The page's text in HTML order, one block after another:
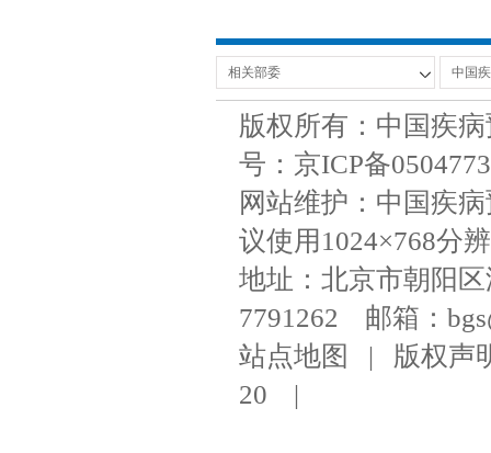
版权所有：中国疾
号：京ICP备
网站维护：中国疾
议使用1024×768分
地址：北京市朝阳
7791262 邮箱：
站点地图
| 版权声
20 |